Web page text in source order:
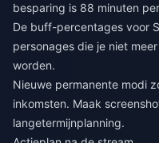
besparing is 88 minuten
De buff-percentages voor
personages die je niet
worden.
Nieuwe permanente modi
inkomsten. Maak
langetermijnplanning.